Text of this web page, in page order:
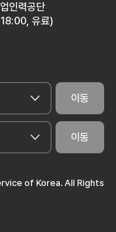
인력공단
유료)
이동
이동
of Korea. All Rights